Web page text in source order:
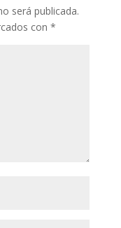
será publicada.
con *